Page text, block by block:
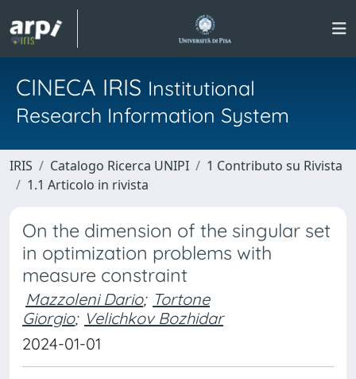
CINECA IRIS Institutional
Research Information System
IRIS Catalogo Ricerca UNIPI
1 Contributo su Rivista
1.1 Articolo in rivista
On the dimension of the singular set
in optimization problems with
measure constraint
Mazzoleni Dario; Tortone
Giorgio; Velichkov Bozhidar
2024-01-01